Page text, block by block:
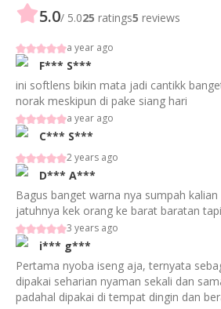
5.0/ 5.025 ratings5 reviews
a year ago
F*** S***
ini softlens bikin mata jadi cantikk
norak meskipun di pake siang hari
a year ago
C*** S***
2 years ago
D*** A***
Bagus banget warna nya sumpah
jatuhnya kek orang ke barat baratan
3 years ago
i*** g***
Pertama nyoba iseng aja, ternyata
dipakai seharian nyaman sekali dan
padahal dipakai di tempat dingin dan